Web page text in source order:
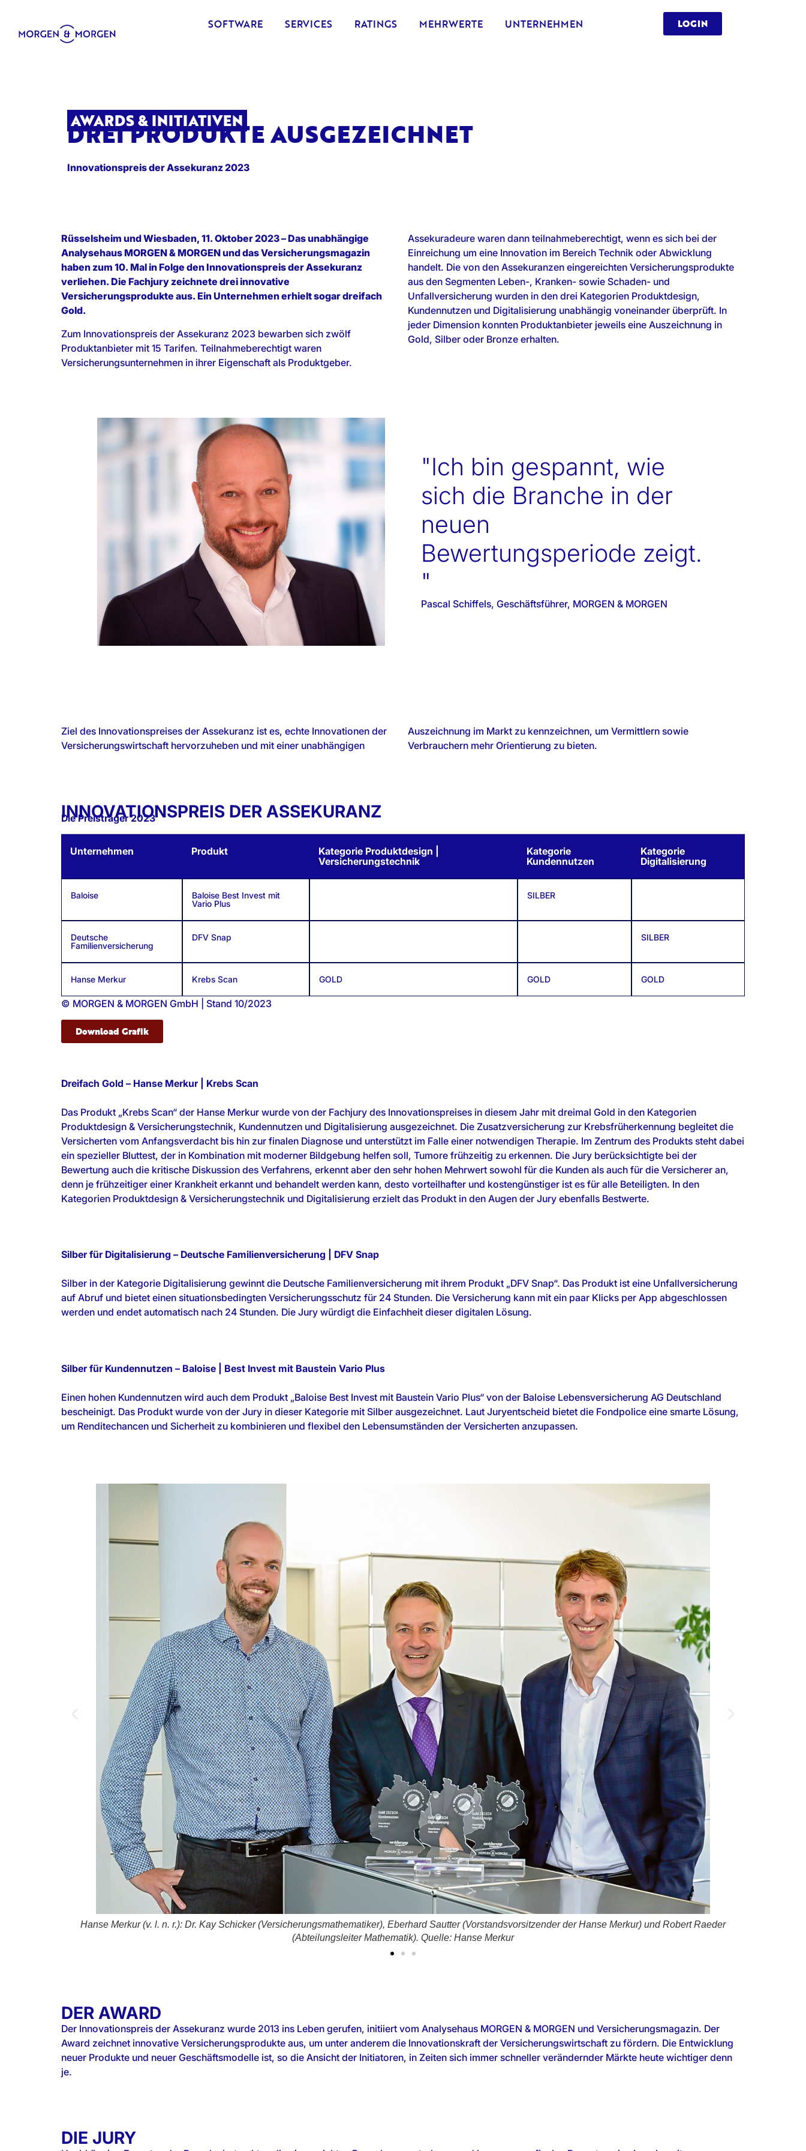
SOFTWARE SERVICES RATINGS MEHRWERTE UNTERNEHMEN LOGIN
AWARDS & INITIATIVEN
DREI PRODUKTE AUSGEZEICHNET
Innovationspreis der Assekuranz 2023
Rüsselsheim und Wiesbaden, 11. Oktober 2023 – Das unabhängige
Analysehaus MORGEN & MORGEN und das Versicherungsmagazin
haben zum 10. Mal in Folge den Innovationspreis der Assekuranz
verliehen. Die Fachjury zeichnete drei innovative
Versicherungsprodukte aus. Ein Unternehmen erhielt sogar dreifach
Gold.
Zum Innovationspreis der Assekuranz 2023 bewarben sich zwölf
Produktanbieter mit 15 Tarifen. Teilnahmeberechtigt waren
Versicherungsunternehmen in ihrer Eigenschaft als Produktgeber.
Assekuradeure waren dann teilnahmeberechtigt, wenn es sich bei der
Einreichung um eine Innovation im Bereich Technik oder Abwicklung
handelt. Die von den Assekuranzen eingereichten Versicherungsprodukte
aus den Segmenten Leben-, Kranken- sowie Schaden- und
Unfallversicherung wurden in den drei Kategorien Produktdesign,
Kundennutzen und Digitalisierung unabhängig voneinander überprüft. In
jeder Dimension konnten Produktanbieter jeweils eine Auszeichnung in
Gold, Silber oder Bronze erhalten.
"Ich bin gespannt, wie
sich die Branche in der
neuen
Bewertungsperiode zeigt.
"
Pascal Schiffels, Geschäftsführer, MORGEN & MORGEN
Ziel des Innovationspreises der Assekuranz ist es, echte Innovationen der
Versicherungswirtschaft hervorzuheben und mit einer unabhängigen
Auszeichnung im Markt zu kennzeichnen, um Vermittlern sowie
Verbrauchern mehr Orientierung zu bieten.
INNOVATIONSPREIS DER ASSEKURANZ
Die Preisträger 2023
Unternehmen Produkt
Kategorie Produktdesign |
Versicherungstechnik
Kategorie
Kundennutzen
Kategorie
Digitalisierung
Baloise
Baloise Best Invest mit
Vario Plus
SILBER
Deutsche
Familienversicherung
DFV Snap SILBER
Hanse Merkur Krebs Scan GOLD GOLD GOLD
© MORGEN & MORGEN GmbH | Stand 10/2023
Download Grafik
Dreifach Gold – Hanse Merkur | Krebs Scan
Das Produkt „Krebs Scan“ der Hanse Merkur wurde von der Fachjury des Innovationspreises in diesem Jahr mit dreimal Gold in den Kategorien
Produktdesign & Versicherungstechnik, Kundennutzen und Digitalisierung ausgezeichnet. Die Zusatzversicherung zur Krebsfrüherkennung begleitet die
Versicherten vom Anfangsverdacht bis hin zur finalen Diagnose und unterstützt im Falle einer notwendigen Therapie. Im Zentrum des Produkts steht dabei
ein spezieller Bluttest, der in Kombination mit moderner Bildgebung helfen soll, Tumore frühzeitig zu erkennen. Die Jury berücksichtigte bei der
Bewertung auch die kritische Diskussion des Verfahrens, erkennt aber den sehr hohen Mehrwert sowohl für die Kunden als auch für die Versicherer an,
denn je frühzeitiger einer Krankheit erkannt und behandelt werden kann, desto vorteilhafter und kostengünstiger ist es für alle Beteiligten. In den
Kategorien Produktdesign & Versicherungstechnik und Digitalisierung erzielt das Produkt in den Augen der Jury ebenfalls Bestwerte.
Silber für Digitalisierung – Deutsche Familienversicherung | DFV Snap
Silber in der Kategorie Digitalisierung gewinnt die Deutsche Familienversicherung mit ihrem Produkt „DFV Snap“. Das Produkt ist eine Unfallversicherung
auf Abruf und bietet einen situationsbedingten Versicherungsschutz für 24 Stunden. Die Versicherung kann mit ein paar Klicks per App abgeschlossen
werden und endet automatisch nach 24 Stunden. Die Jury würdigt die Einfachheit dieser digitalen Lösung.
Silber für Kundennutzen – Baloise | Best Invest mit Baustein Vario Plus
Einen hohen Kundennutzen wird auch dem Produkt „Baloise Best Invest mit Baustein Vario Plus“ von der Baloise Lebensversicherung AG Deutschland
bescheinigt. Das Produkt wurde von der Jury in dieser Kategorie mit Silber ausgezeichnet. Laut Juryentscheid bietet die Fondpolice eine smarte Lösung,
um Renditechancen und Sicherheit zu kombinieren und flexibel den Lebensumständen der Versicherten anzupassen.
Hanse Merkur (v. l. n. r.): Dr. Kay Schicker (Versicherungsmathematiker), Eberhard Sautter (Vorstandsvorsitzender der Hanse Merkur) und Robert Raeder
(Abteilungsleiter Mathematik). Quelle: Hanse Merkur
DER AWARD
Der Innovationspreis der Assekuranz wurde 2013 ins Leben gerufen, initiiert vom Analysehaus MORGEN & MORGEN und Versicherungsmagazin. Der
Award zeichnet innovative Versicherungsprodukte aus, um unter anderem die Innovationskraft der Versicherungswirtschaft zu fördern. Die Entwicklung
neuer Produkte und neuer Geschäftsmodelle ist, so die Ansicht der Initiatoren, in Zeiten sich immer schneller verändernder Märkte heute wichtiger denn
je.
DIE JURY